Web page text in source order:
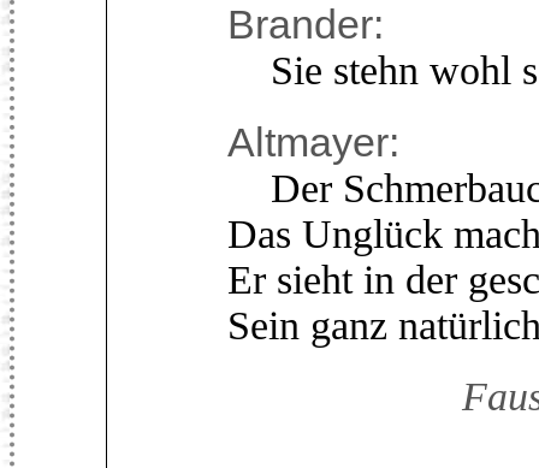
Brander:
Sie stehn wohl
Altmayer:
Der
Das Unglück
Er sieht in der
Sein ganz